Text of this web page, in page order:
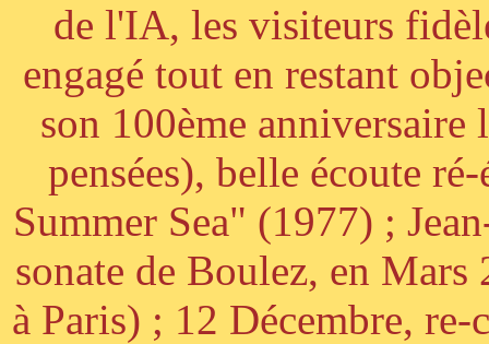
de l'IA, les visiteurs
engagé tout en restant
son 100ème
pensées), belle écoute
Summer Sea" (1977) ;
sonate de Boulez, en
à Paris) ; 12 Décembre,